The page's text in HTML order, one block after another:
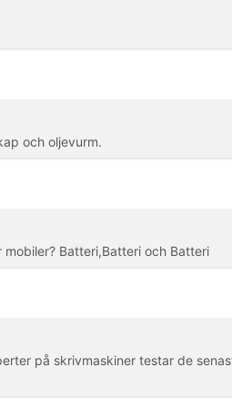
och oljevurm.
Batteri,Batteri och Batteri
på skrivmaskiner testar de